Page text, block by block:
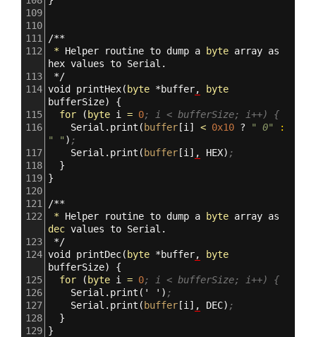
109
110
111
/**
112
* Helper routine to dump a byte array as
hex values to Serial.
113
*/
114 void printHex(byte *buffer,
byte
bufferSize)
{
115
for (byte i = 0; i < bufferSize; i++) {
116
Serial.print (buffer[i ] < 0x10 ? " 0"
:
" " ) ;
117
Serial.print (buffer[i ] , HEX) ;
118
}
119 }
120
121
/**
122
* Helper routine to dump a byte array as
dec values to Serial.
123
*/
124 void printDec(byte *buffer,
byte
bufferSize)
{
125
for (byte i = 0; i < bufferSize; i++) {
126
Serial.print ( ' ' ) ;
127
Serial.print (buffer[i ] , DEC) ;
128
}
129 }